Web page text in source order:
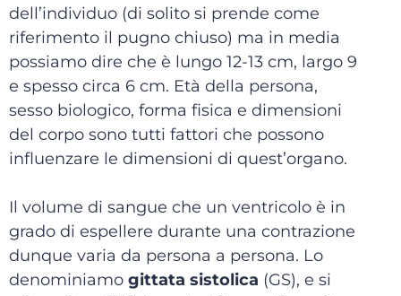
dell’individuo (di solito si prende come
riferimento il pugno chiuso) ma in media
possiamo dire che è lungo 12-13 cm, largo 9
e spesso circa 6 cm. Età della persona,
sesso biologico, forma fisica e dimensioni
del corpo sono tutti fattori che possono
influenzare le dimensioni di quest’organo.
Il volume di sangue che un ventricolo è in
grado di espellere durante una contrazione
dunque varia da persona a persona. Lo
denominiamo gittata sistolica (GS), e si